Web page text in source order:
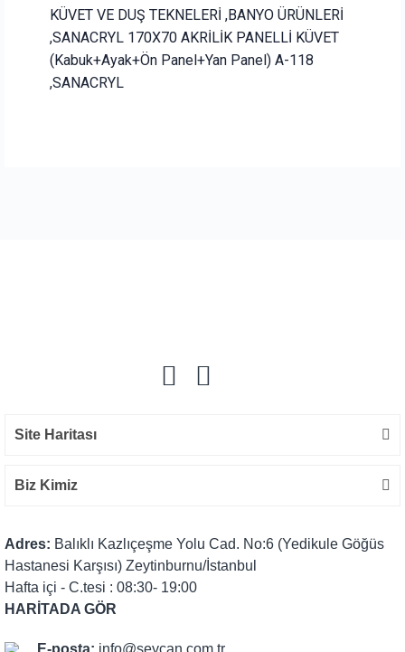
KÜVET VE DUŞ TEKNELERİ ,BANYO ÜRÜNLERİ
,SANACRYL 170X70 AKRİLİK PANELLİ KÜVET
(Kabuk+Ayak+Ön Panel+Yan Panel) A-118
,SANACRYL
Site Haritası
Biz Kimiz
Adres: Balıklı Kazlıçeşme Yolu Cad. No:6 (Yedikule Göğüs
Hastanesi Karşısı) Zeytinburnu/İstanbul
Hafta içi - C.tesi : 08:30- 19:00
HARİTADA GÖR
E-posta: info@seycan.com.tr